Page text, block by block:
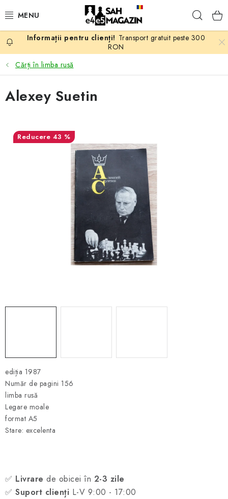
PROMOTII
ȘAH
PIESE DE ȘAH
Transport gratuit peste 300
RON
Cărți în limba rusă
ediția 1987
Număr de pagini 156
limba rusă
Legare moale
format A5
Stare: excelenta
✅ Livrare de obicei în 2-3 zile
✅ Suport clienți L-V 9:00 - 17:00
Alexey Suetin
43 %